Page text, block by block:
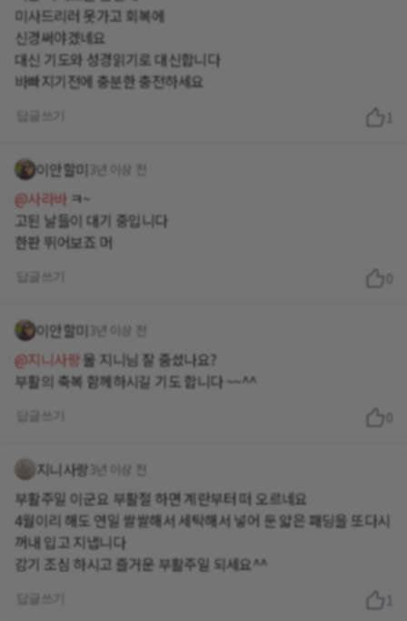
미사드리러 못가고 회복에
신경써야겠네요
대신 기도와 성경읽기로 대신합니다
바빠지기전에 충분한 충전하세요
1
이안할미 3년 이상 전
@사라바 ㅋ~
고된 날들이 대기 중입니다
한판 뛰어보죠 머
이안할미 3년 이상 전
@지니사랑울 지니님 잘 줌셨나요?
부활의 축복 함께하시길 기도 합니다 ~~^^
지니사랑 3년 이상 전
부활주일 이군요 부활절 하면 계란부터 떠 오르네요
4월이리 해도 연일 쌀쌀해서 세탁해서 넣어 둔 얇은 패딩을 또다시
꺼내 입고 지냅니다
1